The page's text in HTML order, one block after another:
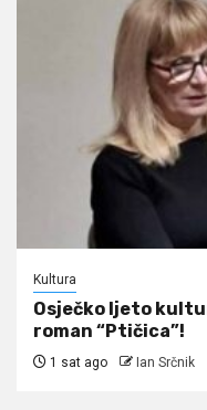
Kultura
Osječko ljeto
roman “Ptičica”!
1 sat ago Ian Srčnik